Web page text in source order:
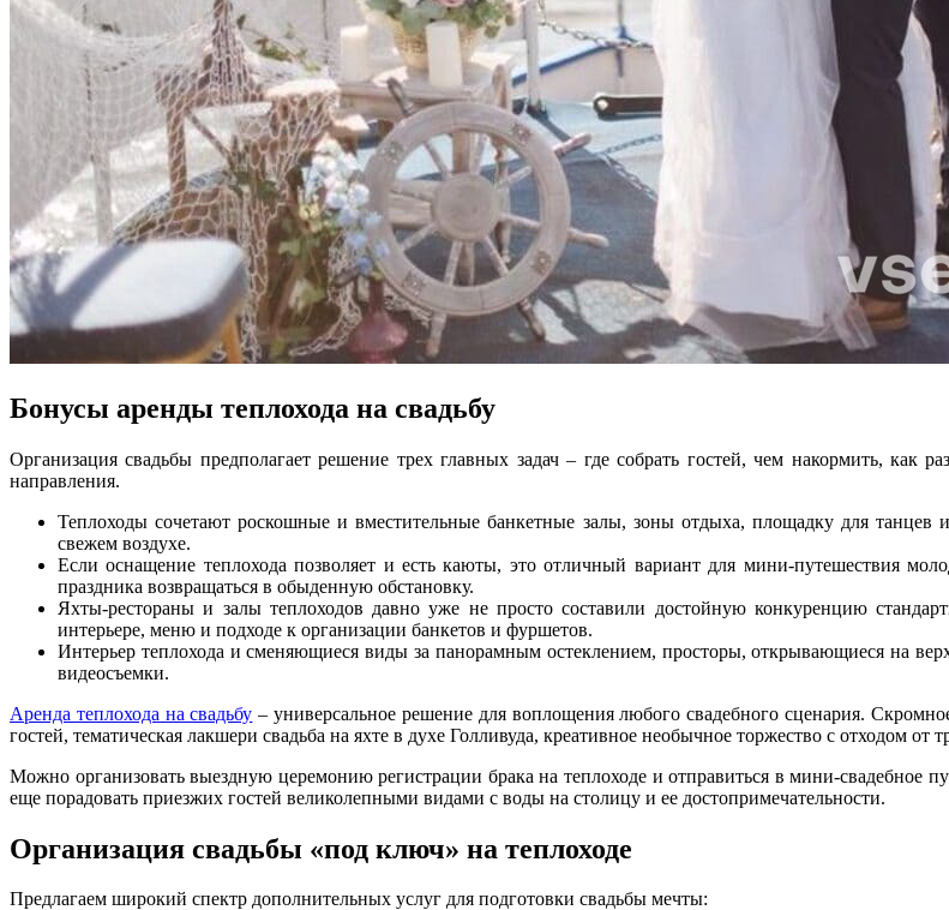
Бонусы аренды теплохода на свадьбу
Организация свадьбы предполагает решение трех главных задач – где собрать гостей, чем накормить,
направления.
Теплоходы сочетают роскошные и вместительные банкетные залы, зоны отдыха, площадку для
свежем воздухе.
Если оснащение теплохода позволяет и есть каюты, это отличный вариант для мини-путешествия
праздника возвращаться в обыденную обстановку.
Яхты-рестораны и залы теплоходов давно уже не просто составили достойную конкуренцию
интерьере, меню и подходе к организации банкетов и фуршетов.
Интерьер теплохода и сменяющиеся виды за панорамным остеклением, просторы, открывающиеся на
видеосъемки.
Аренда теплохода на свадьбу – универсальное решение для воплощения любого свадебного сценария.
гостей, тематическая лакшери свадьба на яхте в духе Голливуда, креативное необычное торжество с отходом от
Можно организовать выездную церемонию регистрации брака на теплоходе и отправиться в мини-свадебное
еще порадовать приезжих гостей великолепными видами с воды на столицу и ее достопримечательности.
Организация свадьбы «под ключ» на теплоходе
Предлагаем широкий спектр дополнительных услуг для подготовки свадьбы мечты: